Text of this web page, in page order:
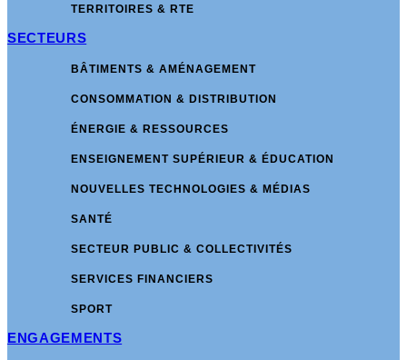
TERRITOIRES & RTE
SECTEURS
BÂTIMENTS & AMÉNAGEMENT
CONSOMMATION & DISTRIBUTION
ÉNERGIE & RESSOURCES
ENSEIGNEMENT SUPÉRIEUR & ÉDUCATION
NOUVELLES TECHNOLOGIES & MÉDIAS
SANTÉ
SECTEUR PUBLIC & COLLECTIVITÉS
SERVICES FINANCIERS
SPORT
ENGAGEMENTS